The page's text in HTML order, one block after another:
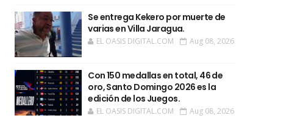
Se entrega Kekero por muerte de
varias en Villa Jaragua.
EL OASIS DIGITAL.COM Aug 08, 2026
Con 150 medallas en total, 46 de
oro, Santo Domingo 2026 es la
edición de los Juegos.
EL OASIS DIGITAL.COM Aug 08, 2026